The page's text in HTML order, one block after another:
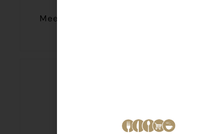
Meesterhand Jong stuk 550 gr